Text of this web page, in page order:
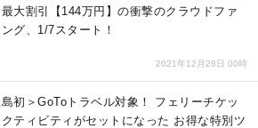
大割引【144万円】の衝撃のクラウドファ
グ、1/7スタート！
2021年12月28日 00時
島初＞GoToトラベル対象！ フェリーチケッ
クティビティがセットになった お得な特別ツ